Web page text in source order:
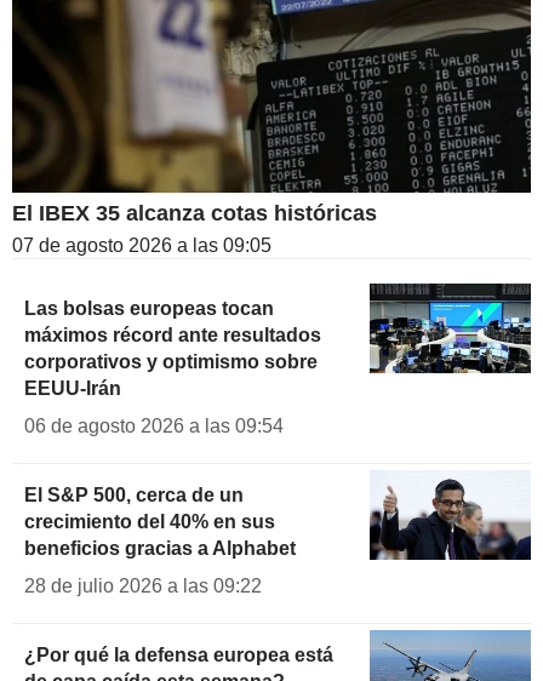
El IBEX 35 alcanza cotas históricas
07 de agosto 2026 a las 09:05
Las bolsas europeas tocan
máximos récord ante resultados
corporativos y optimismo sobre
EEUU-Irán
06 de agosto 2026 a las 09:54
El S&P 500, cerca de un
crecimiento del 40% en sus
beneficios gracias a Alphabet
28 de julio 2026 a las 09:22
¿Por qué la defensa europea está